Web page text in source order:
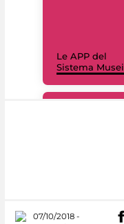
Le APP del
Sistema Musei